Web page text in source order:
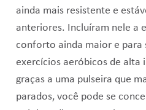
ainda mais resistente e
anteriores. Incluíram nele a
conforto ainda maior e para
exercícios aeróbicos de alta
graças a uma pulseira que
parados, você pode se